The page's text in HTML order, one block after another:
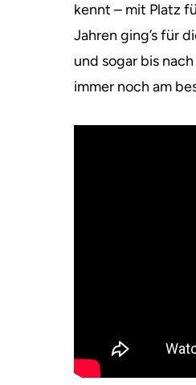
kennt – mit Platz
Jahren ging’s für
und sogar bis
immer noch am